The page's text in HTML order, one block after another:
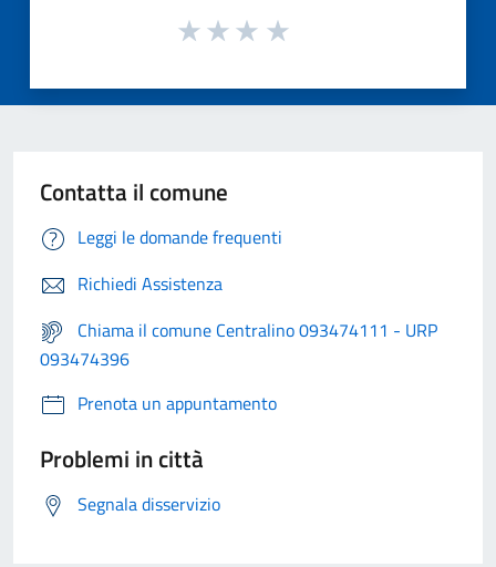
Contatta il comune
Leggi le domande frequenti
Richiedi Assistenza
Chiama il comune Centralino 093474111 - URP
093474396
Prenota un appuntamento
Problemi in città
Segnala disservizio